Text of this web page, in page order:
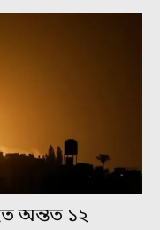
অন্তত ১২